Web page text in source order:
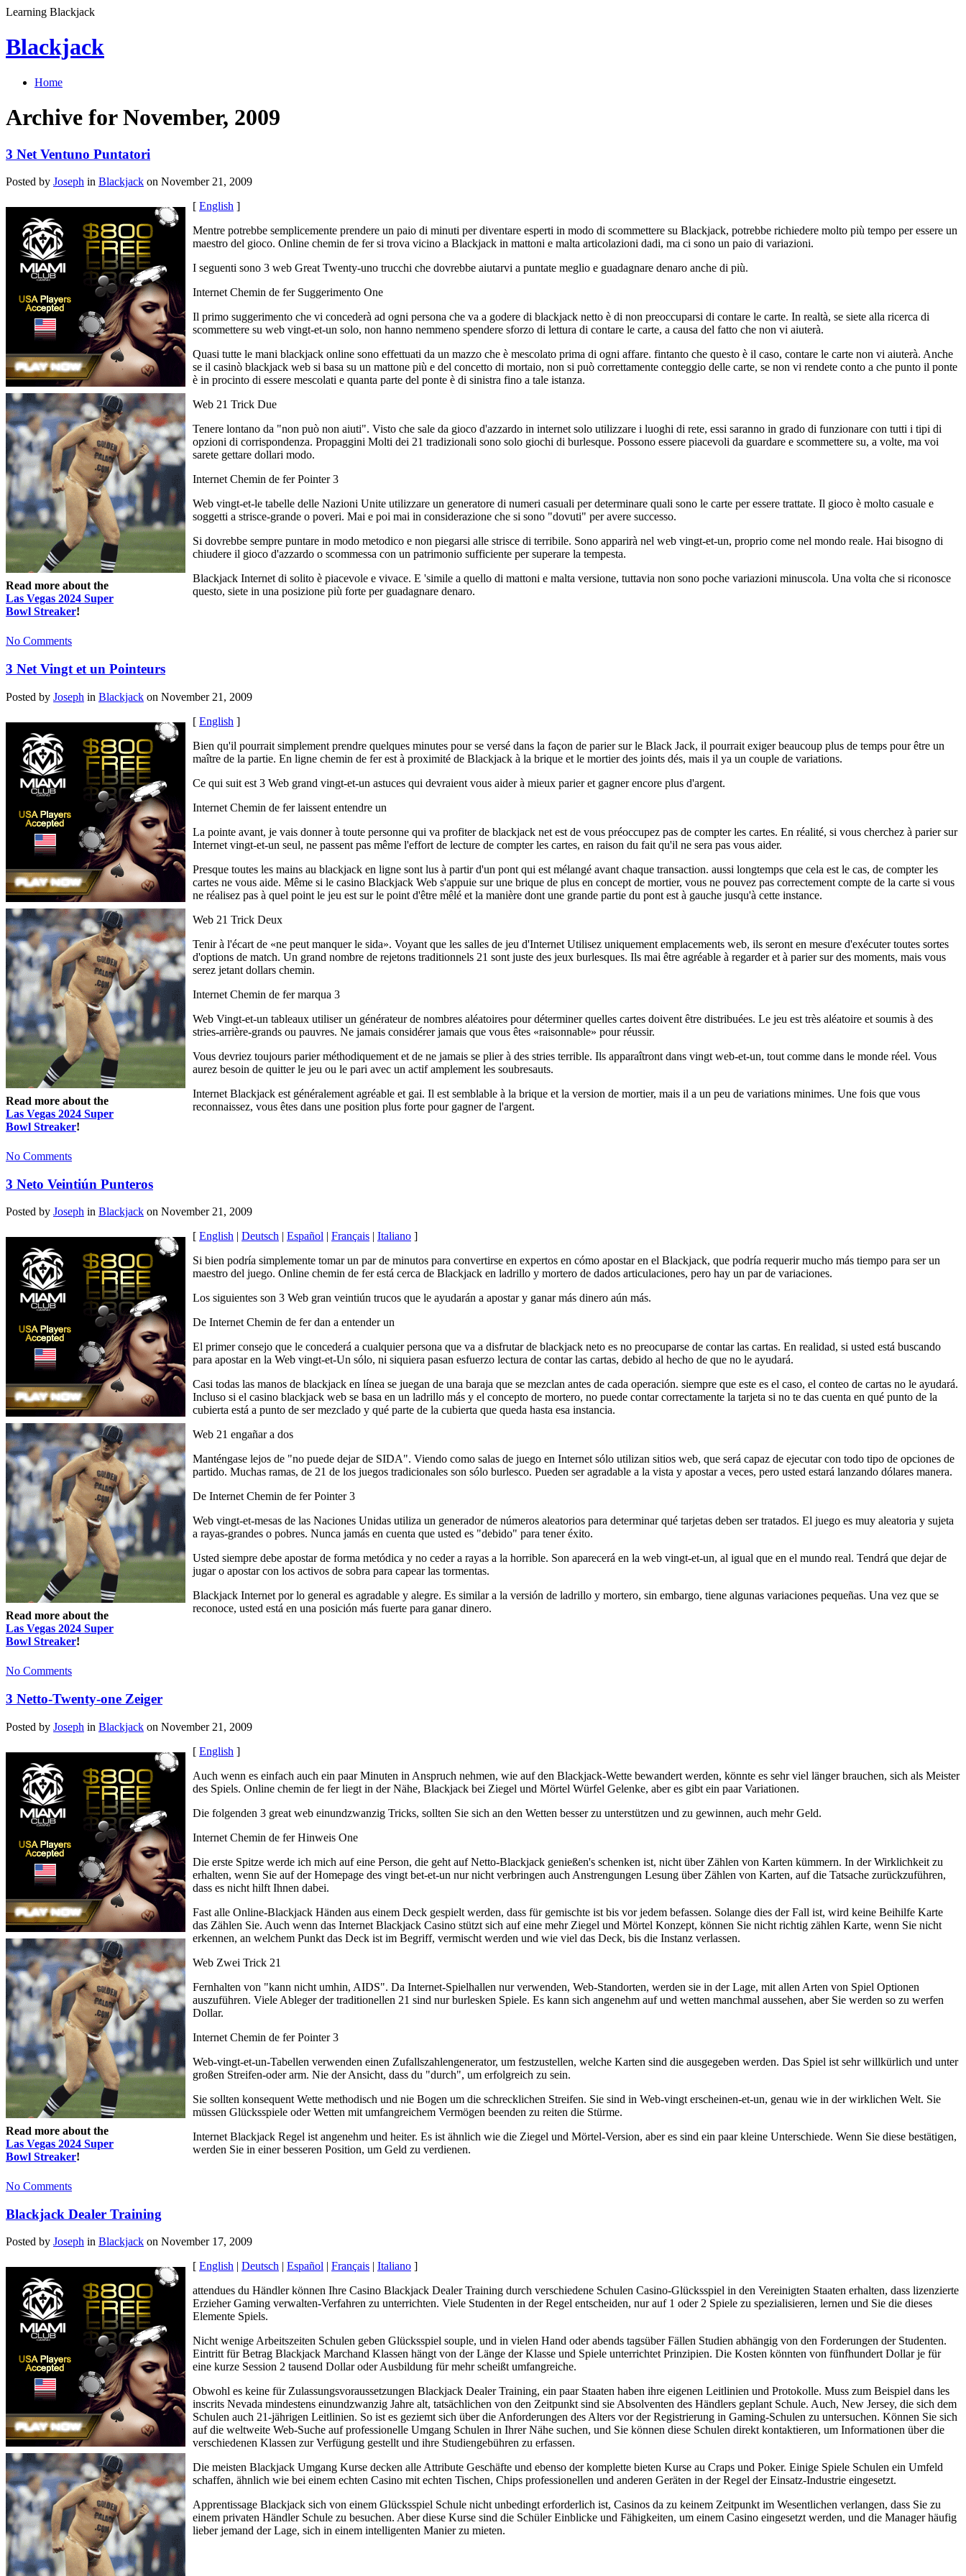
Learning Blackjack
Blackjack
Home
Archive for November, 2009
3 Net Ventuno Puntatori
Posted by Joseph in Blackjack on November 21, 2009
Read more about the
Las Vegas 2024 Super
Bowl Streaker!
[ English ]
Mentre potrebbe semplicemente prendere un paio di minuti per diventare esperti in modo di scommettere su Blackjack, potrebbe richiedere molto più tempo per essere un
maestro del gioco. Online chemin de fer si trova vicino a Blackjack in mattoni e malta articolazioni dadi, ma ci sono un paio di variazioni.
I seguenti sono 3 web Great Twenty-uno trucchi che dovrebbe aiutarvi a puntate meglio e guadagnare denaro anche di più.
Internet Chemin de fer Suggerimento One
Il primo suggerimento che vi concederà ad ogni persona che va a godere di blackjack netto è di non preoccuparsi di contare le carte. In realtà, se siete alla ricerca di
scommettere su web vingt-et-un solo, non hanno nemmeno spendere sforzo di lettura di contare le carte, a causa del fatto che non vi aiuterà.
Quasi tutte le mani blackjack online sono effettuati da un mazzo che è mescolato prima di ogni affare. fintanto che questo è il caso, contare le carte non vi aiuterà. Anche
se il casinò blackjack web si basa su un mattone più e del concetto di mortaio, non si può correttamente conteggio delle carte, se non vi rendete conto a che punto il ponte
è in procinto di essere mescolati e quanta parte del ponte è di sinistra fino a tale istanza.
Web 21 Trick Due
Tenere lontano da "non può non aiuti". Visto che sale da gioco d'azzardo in internet solo utilizzare i luoghi di rete, essi saranno in grado di funzionare con tutti i tipi di
opzioni di corrispondenza. Propaggini Molti dei 21 tradizionali sono solo giochi di burlesque. Possono essere piacevoli da guardare e scommettere su, a volte, ma voi
sarete gettare dollari modo.
Internet Chemin de fer Pointer 3
Web vingt-et-le tabelle delle Nazioni Unite utilizzare un generatore di numeri casuali per determinare quali sono le carte per essere trattate. Il gioco è molto casuale e
soggetti a strisce-grande o poveri. Mai e poi mai in considerazione che si sono "dovuti" per avere successo.
Si dovrebbe sempre puntare in modo metodico e non piegarsi alle strisce di terribile. Sono apparirà nel web vingt-et-un, proprio come nel mondo reale. Hai bisogno di
chiudere il gioco d'azzardo o scommessa con un patrimonio sufficiente per superare la tempesta.
Blackjack Internet di solito è piacevole e vivace. E 'simile a quello di mattoni e malta versione, tuttavia non sono poche variazioni minuscola. Una volta che si riconosce
questo, siete in una posizione più forte per guadagnare denaro.
No Comments
3 Net Vingt et un Pointeurs
Posted by Joseph in Blackjack on November 21, 2009
Read more about the
Las Vegas 2024 Super
Bowl Streaker!
[ English ]
Bien qu'il pourrait simplement prendre quelques minutes pour se versé dans la façon de parier sur le Black Jack, il pourrait exiger beaucoup plus de temps pour être un
maître de la partie. En ligne chemin de fer est à proximité de Blackjack à la brique et le mortier des joints dés, mais il ya un couple de variations.
Ce qui suit est 3 Web grand vingt-et-un astuces qui devraient vous aider à mieux parier et gagner encore plus d'argent.
Internet Chemin de fer laissent entendre un
La pointe avant, je vais donner à toute personne qui va profiter de blackjack net est de vous préoccupez pas de compter les cartes. En réalité, si vous cherchez à parier sur
Internet vingt-et-un seul, ne passent pas même l'effort de lecture de compter les cartes, en raison du fait qu'il ne sera pas vous aider.
Presque toutes les mains au blackjack en ligne sont lus à partir d'un pont qui est mélangé avant chaque transaction. aussi longtemps que cela est le cas, de compter les
cartes ne vous aide. Même si le casino Blackjack Web s'appuie sur une brique de plus en concept de mortier, vous ne pouvez pas correctement compte de la carte si vous
ne réalisez pas à quel point le jeu est sur le point d'être mêlé et la manière dont une grande partie du pont est à gauche jusqu'à cette instance.
Web 21 Trick Deux
Tenir à l'écart de «ne peut manquer le sida». Voyant que les salles de jeu d'Internet Utilisez uniquement emplacements web, ils seront en mesure d'exécuter toutes sortes
d'options de match. Un grand nombre de rejetons traditionnels 21 sont juste des jeux burlesques. Ils mai être agréable à regarder et à parier sur des moments, mais vous
serez jetant dollars chemin.
Internet Chemin de fer marqua 3
Web Vingt-et-un tableaux utiliser un générateur de nombres aléatoires pour déterminer quelles cartes doivent être distribuées. Le jeu est très aléatoire et soumis à des
stries-arrière-grands ou pauvres. Ne jamais considérer jamais que vous êtes «raisonnable» pour réussir.
Vous devriez toujours parier méthodiquement et de ne jamais se plier à des stries terrible. Ils apparaîtront dans vingt web-et-un, tout comme dans le monde réel. Vous
aurez besoin de quitter le jeu ou le pari avec un actif amplement les soubresauts.
Internet Blackjack est généralement agréable et gai. Il est semblable à la brique et la version de mortier, mais il a un peu de variations minimes. Une fois que vous
reconnaissez, vous êtes dans une position plus forte pour gagner de l'argent.
No Comments
3 Neto Veintiún Punteros
Posted by Joseph in Blackjack on November 21, 2009
Read more about the
Las Vegas 2024 Super
Bowl Streaker!
[ English | Deutsch | Español | Français | Italiano ]
Si bien podría simplemente tomar un par de minutos para convertirse en expertos en cómo apostar en el Blackjack, que podría requerir mucho más tiempo para ser un
maestro del juego. Online chemin de fer está cerca de Blackjack en ladrillo y mortero de dados articulaciones, pero hay un par de variaciones.
Los siguientes son 3 Web gran veintiún trucos que le ayudarán a apostar y ganar más dinero aún más.
De Internet Chemin de fer dan a entender un
El primer consejo que le concederá a cualquier persona que va a disfrutar de blackjack neto es no preocuparse de contar las cartas. En realidad, si usted está buscando
para apostar en la Web vingt-et-Un sólo, ni siquiera pasan esfuerzo lectura de contar las cartas, debido al hecho de que no le ayudará.
Casi todas las manos de blackjack en línea se juegan de una baraja que se mezclan antes de cada operación. siempre que este es el caso, el conteo de cartas no le ayudará.
Incluso si el casino blackjack web se basa en un ladrillo más y el concepto de mortero, no puede contar correctamente la tarjeta si no te das cuenta en qué punto de la
cubierta está a punto de ser mezclado y qué parte de la cubierta que queda hasta esa instancia.
Web 21 engañar a dos
Manténgase lejos de "no puede dejar de SIDA". Viendo como salas de juego en Internet sólo utilizan sitios web, que será capaz de ejecutar con todo tipo de opciones de
partido. Muchas ramas, de 21 de los juegos tradicionales son sólo burlesco. Pueden ser agradable a la vista y apostar a veces, pero usted estará lanzando dólares manera.
De Internet Chemin de fer Pointer 3
Web vingt-et-mesas de las Naciones Unidas utiliza un generador de números aleatorios para determinar qué tarjetas deben ser tratados. El juego es muy aleatoria y sujeta
a rayas-grandes o pobres. Nunca jamás en cuenta que usted es "debido" para tener éxito.
Usted siempre debe apostar de forma metódica y no ceder a rayas a la horrible. Son aparecerá en la web vingt-et-un, al igual que en el mundo real. Tendrá que dejar de
jugar o apostar con los activos de sobra para capear las tormentas.
Blackjack Internet por lo general es agradable y alegre. Es similar a la versión de ladrillo y mortero, sin embargo, tiene algunas variaciones pequeñas. Una vez que se
reconoce, usted está en una posición más fuerte para ganar dinero.
No Comments
3 Netto-Twenty-one Zeiger
Posted by Joseph in Blackjack on November 21, 2009
Read more about the
Las Vegas 2024 Super
Bowl Streaker!
[ English ]
Auch wenn es einfach auch ein paar Minuten in Anspruch nehmen, wie auf den Blackjack-Wette bewandert werden, könnte es sehr viel länger brauchen, sich als Meister
des Spiels. Online chemin de fer liegt in der Nähe, Blackjack bei Ziegel und Mörtel Würfel Gelenke, aber es gibt ein paar Variationen.
Die folgenden 3 great web einundzwanzig Tricks, sollten Sie sich an den Wetten besser zu unterstützen und zu gewinnen, auch mehr Geld.
Internet Chemin de fer Hinweis One
Die erste Spitze werde ich mich auf eine Person, die geht auf Netto-Blackjack genießen's schenken ist, nicht über Zählen von Karten kümmern. In der Wirklichkeit zu
erhalten, wenn Sie auf der Homepage des vingt bet-et-un nur nicht verbringen auch Anstrengungen Lesung über Zählen von Karten, auf die Tatsache zurückzuführen,
dass es nicht hilft Ihnen dabei.
Fast alle Online-Blackjack Händen aus einem Deck gespielt werden, dass für gemischte ist bis vor jedem befassen. Solange dies der Fall ist, wird keine Beihilfe Karte
das Zählen Sie. Auch wenn das Internet Blackjack Casino stützt sich auf eine mehr Ziegel und Mörtel Konzept, können Sie nicht richtig zählen Karte, wenn Sie nicht
erkennen, an welchem Punkt das Deck ist im Begriff, vermischt werden und wie viel das Deck, bis die Instanz verlassen.
Web Zwei Trick 21
Fernhalten von "kann nicht umhin, AIDS". Da Internet-Spielhallen nur verwenden, Web-Standorten, werden sie in der Lage, mit allen Arten von Spiel Optionen
auszuführen. Viele Ableger der traditionellen 21 sind nur burlesken Spiele. Es kann sich angenehm auf und wetten manchmal aussehen, aber Sie werden so zu werfen
Dollar.
Internet Chemin de fer Pointer 3
Web-vingt-et-un-Tabellen verwenden einen Zufallszahlengenerator, um festzustellen, welche Karten sind die ausgegeben werden. Das Spiel ist sehr willkürlich und unter
großen Streifen-oder arm. Nie der Ansicht, dass du "durch", um erfolgreich zu sein.
Sie sollten konsequent Wette methodisch und nie Bogen um die schrecklichen Streifen. Sie sind in Web-vingt erscheinen-et-un, genau wie in der wirklichen Welt. Sie
müssen Glücksspiele oder Wetten mit umfangreichem Vermögen beenden zu reiten die Stürme.
Internet Blackjack Regel ist angenehm und heiter. Es ist ähnlich wie die Ziegel und Mörtel-Version, aber es sind ein paar kleine Unterschiede. Wenn Sie diese bestätigen,
werden Sie in einer besseren Position, um Geld zu verdienen.
No Comments
Blackjack Dealer Training
Posted by Joseph in Blackjack on November 17, 2009
[ English | Deutsch | Español | Français | Italiano ]
attendues du Händler können Ihre Casino Blackjack Dealer Training durch verschiedene Schulen Casino-Glücksspiel in den Vereinigten Staaten erhalten, dass lizenzierte
Erzieher Gaming verwalten-Verfahren zu unterrichten. Viele Studenten in der Regel entscheiden, nur auf 1 oder 2 Spiele zu spezialisieren, lernen und Sie die dieses
Elemente Spiels.
Nicht wenige Arbeitszeiten Schulen geben Glücksspiel souple, und in vielen Hand oder abends tagsüber Fällen Studien abhängig von den Forderungen der Studenten.
Eintritt für Betrag Blackjack Marchand Klassen hängt von der Länge der Klasse und Spiele unterrichtet Prinzipien. Die Kosten könnten von fünfhundert Dollar je für
eine kurze Session 2 tausend Dollar oder Ausbildung für mehr scheißt umfangreiche.
Obwohl es keine für Zulassungsvoraussetzungen Blackjack Dealer Training, ein paar Staaten haben ihre eigenen Leitlinien und Protokolle. Muss zum Beispiel dans les
inscrits Nevada mindestens einundzwanzig Jahre alt, tatsächlichen von den Zeitpunkt sind sie Absolventen des Händlers geplant Schule. Auch, New Jersey, die sich dem
Schulen auch 21-jährigen Leitlinien. So ist es geziemt sich über die Anforderungen des Alters vor der Registrierung in Gaming-Schulen zu untersuchen. Können Sie sich
auf die weltweite Web-Suche auf professionelle Umgang Schulen in Ihrer Nähe suchen, und Sie können diese Schulen direkt kontaktieren, um Informationen über die
verschiedenen Klassen zur Verfügung gestellt und ihre Studiengebühren zu erfassen.
Die meisten Blackjack Umgang Kurse decken alle Attribute Geschäfte und ebenso der komplette bieten Kurse au Craps und Poker. Einige Spiele Schulen ein Umfeld
schaffen, ähnlich wie bei einem echten Casino mit echten Tischen, Chips professionellen und anderen Geräten in der Regel der Einsatz-Industrie eingesetzt.
Apprentissage Blackjack sich von einem Glücksspiel Schule nicht unbedingt erforderlich ist, Casinos da zu keinem Zeitpunkt im Wesentlichen verlangen, dass Sie zu
einem privaten Händler Schule zu besuchen. Aber diese Kurse sind die Schüler Einblicke und Fähigkeiten, um einem Casino eingesetzt werden, und die Manager häufig
lieber jemand der Lage, sich in einem intelligenten Manier zu mieten.